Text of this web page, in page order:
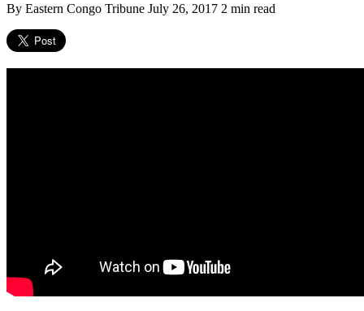
By Eastern Congo Tribune July 26, 2017 2 min read